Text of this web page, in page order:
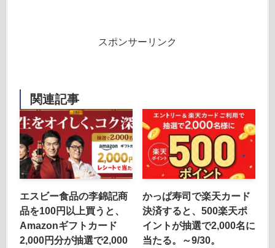
スポンサーリンク
関連記事
エスビー食品の李錦記商
品を100円以上買うと、
Amazonギフトカード
2,000円分が抽選で2,000
かっぱ寿司で楽天カード
決済すると、500楽天ポ
イントが抽選で2,000名に
当たる。～9/30。